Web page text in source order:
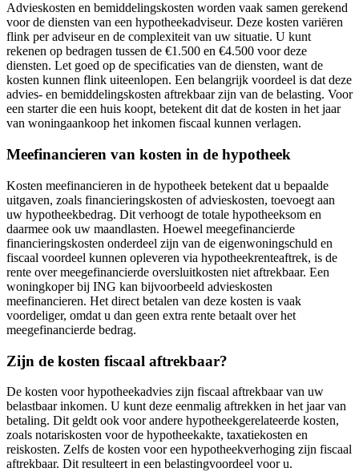
Advieskosten en bemiddelingskosten worden vaak samen gerekend
voor de diensten van een hypotheekadviseur. Deze kosten variëren
flink per adviseur en de complexiteit van uw situatie. U kunt
rekenen op bedragen tussen de €1.500 en €4.500 voor deze
diensten. Let goed op de specificaties van de diensten, want de
kosten kunnen flink uiteenlopen. Een belangrijk voordeel is dat deze
advies- en bemiddelingskosten aftrekbaar zijn van de belasting. Voor
een starter die een huis koopt, betekent dit dat de kosten in het jaar
van woningaankoop het inkomen fiscaal kunnen verlagen.
Meefinancieren van kosten in de hypotheek
Kosten meefinancieren in de hypotheek betekent dat u bepaalde
uitgaven, zoals financieringskosten of advieskosten, toevoegt aan
uw hypotheekbedrag. Dit verhoogt de totale hypotheeksom en
daarmee ook uw maandlasten. Hoewel meegefinancierde
financieringskosten onderdeel zijn van de eigenwoningschuld en
fiscaal voordeel kunnen opleveren via hypotheekrenteaftrek, is de
rente over meegefinancierde oversluitkosten niet aftrekbaar. Een
woningkoper bij ING kan bijvoorbeeld advieskosten
meefinancieren. Het direct betalen van deze kosten is vaak
voordeliger, omdat u dan geen extra rente betaalt over het
meegefinancierde bedrag.
Zijn de kosten fiscaal aftrekbaar?
De kosten voor hypotheekadvies zijn fiscaal aftrekbaar van uw
belastbaar inkomen. U kunt deze eenmalig aftrekken in het jaar van
betaling. Dit geldt ook voor andere hypotheekgerelateerde kosten,
zoals notariskosten voor de hypotheekakte, taxatiekosten en
reiskosten. Zelfs de kosten voor een hypotheekverhoging zijn fiscaal
aftrekbaar. Dit resulteert in een belastingvoordeel voor u.